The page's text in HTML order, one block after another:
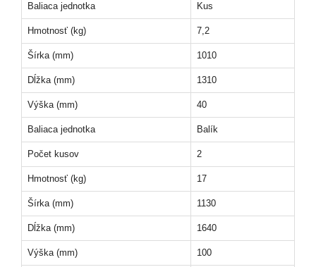
Baliaca jednotka Kus
Hmotnosť (kg) 7,2
Šírka (mm) 1010
Dĺžka (mm) 1310
Výška (mm) 40
Baliaca jednotka Balík
Počet kusov 2
Hmotnosť (kg) 17
Šírka (mm) 1130
Dĺžka (mm) 1640
Výška (mm) 100